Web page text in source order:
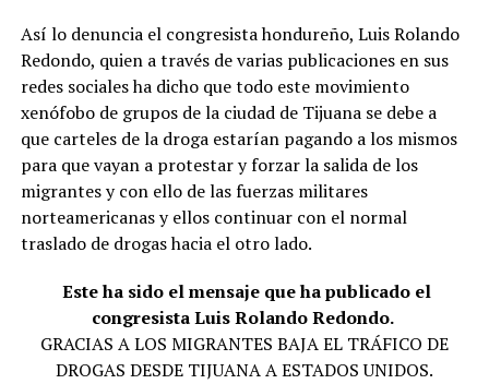
Así lo denuncia el congresista hondureño, Luis Rolando
Redondo, quien a través de varias publicaciones en sus
redes sociales ha dicho que todo este movimiento
xenófobo de grupos de la ciudad de Tijuana se debe a
que carteles de la droga estarían pagando a los mismos
para que vayan a protestar y forzar la salida de los
migrantes y con ello de las fuerzas militares
norteamericanas y ellos continuar con el normal
traslado de drogas hacia el otro lado.
Este ha sido el mensaje que ha publicado el
congresista Luis Rolando Redondo.
GRACIAS A LOS MIGRANTES BAJA EL TRÁFICO DE
DROGAS DESDE TIJUANA A ESTADOS UNIDOS.